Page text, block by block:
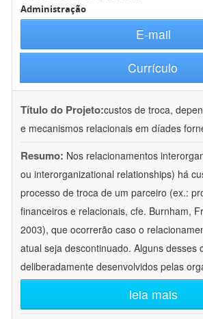
Administração
E-mail
Currículo
Título do Projeto:custos de troca,
e mecanismos relacionais em díades
Resumo: Nos relacionamentos
ou interorganizational relationships) há
processo de troca de um parceiro (ex.:
financeiros e relacionais, cfe. Burnham,
2003), que ocorrerão caso o
atual seja descontinuado. Alguns desses
deliberadamente desenvolvidos pelas
leia mais